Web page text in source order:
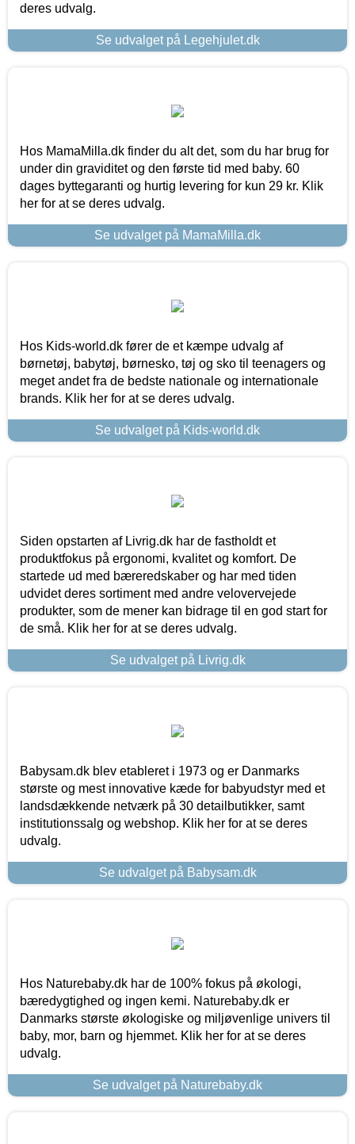
deres udvalg.
Se udvalget på Legehjulet.dk
Hos MamaMilla.dk finder du alt det, som du har brug for
under din graviditet og den første tid med baby. 60
dages byttegaranti og hurtig levering for kun 29 kr. Klik
her for at se deres udvalg.
Se udvalget på MamaMilla.dk
Hos Kids-world.dk fører de et kæmpe udvalg af
børnetøj, babytøj, børnesko, tøj og sko til teenagers og
meget andet fra de bedste nationale og internationale
brands. Klik her for at se deres udvalg.
Se udvalget på Kids-world.dk
Siden opstarten af Livrig.dk har de fastholdt et
produktfokus på ergonomi, kvalitet og komfort. De
startede ud med bæreredskaber og har med tiden
udvidet deres sortiment med andre velovervejede
produkter, som de mener kan bidrage til en god start for
de små. Klik her for at se deres udvalg.
Se udvalget på Livrig.dk
Babysam.dk blev etableret i 1973 og er Danmarks
største og mest innovative kæde for babyudstyr med et
landsdækkende netværk på 30 detailbutikker, samt
institutionssalg og webshop. Klik her for at se deres
udvalg.
Se udvalget på Babysam.dk
Hos Naturebaby.dk har de 100% fokus på økologi,
bæredygtighed og ingen kemi. Naturebaby.dk er
Danmarks største økologiske og miljøvenlige univers til
baby, mor, barn og hjemmet. Klik her for at se deres
udvalg.
Se udvalget på Naturebaby.dk